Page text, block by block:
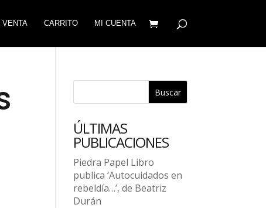
VENTA CARRITO MI CUENTA
Buscar
ÚLTIMAS
PUBLICACIONES
Piedra Papel Libro
publica ‘Autocuidados en
rebeldía…’, de Beatriz
Durán